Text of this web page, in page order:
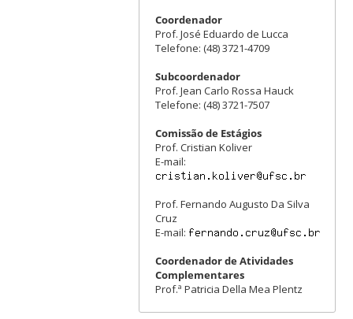
Coordenador
Prof. José Eduardo de Lucca
Telefone: (48) 3721-4709
Subcoordenador
Prof. Jean Carlo Rossa Hauck
Telefone: (48) 3721-7507
Comissão de Estágios
Prof. Cristian Koliver
E-mail:
Prof. Fernando Augusto Da Silva
Cruz
E-mail:
Coordenador de Atividades
Complementares
Prof.ª Patricia Della Mea Plentz